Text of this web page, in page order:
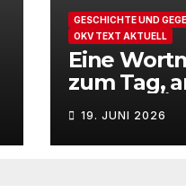
GESCHICHTE UND
OKV TEXT AKTUELL
Eine
zum Tag,
sich der
die UdSSR
19. JUNI 2026